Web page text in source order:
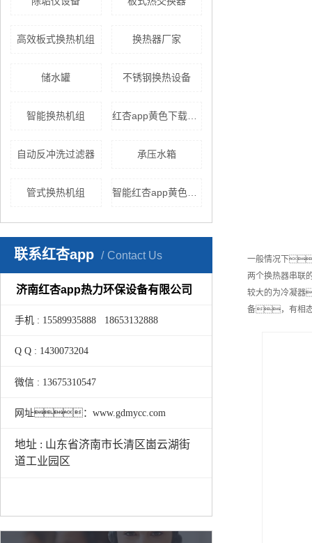
高效板式换热机组 换热器厂家
储水罐 不锈钢换热设备
智能换热机组 红杏app黄色下载价格
自动反冲洗过滤器 承压水箱
管式换热机组
联系红杏app Contact Us
济南红杏app热力环保设备有限公司
手机 : 15589935888 18653132888
Q Q : 1430073204
微信 : 13675310547
网址：www.gdmycc.com
地址 : 山东省济南市长清区崮云湖街
道工业园区
一般情况下
两个换热器串
较大的为冷凝
备，有相态